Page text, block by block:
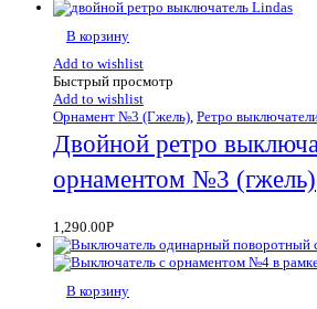
В корзину
Add to wishlist
Быстрый просмотр
Add to wishlist
Орнамент №3 (Гжель), Ретро
Двойной ретро
орнаментом №3 (гжель)
1,290.00Р
В корзину